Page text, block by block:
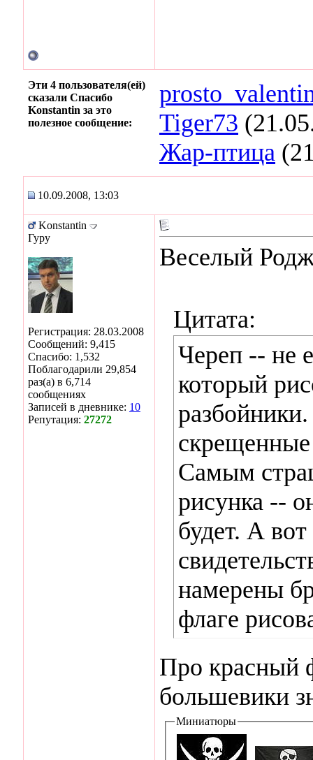
Эти 4 пользователя(ей)
сказали Спасибо
Konstantin за это
полезное сообщение:
Tiger73
Жар-птица
10.09.2008, 13:03
Konstantin
Гуру
Регистрация: 28.03.2008
Сообщений: 9,415
Спасибо: 1,532
Поблагодарили 29,854
раз(а) в 6,714
сообщениях
Записей в дневнике: 10
Репутация: 27272
Веселый
Цитата:
Череп -- не
который
скрещенные
Самым
рисунка --
будет. А
намерены
флаге
Про красный
большевики
Миниатюры